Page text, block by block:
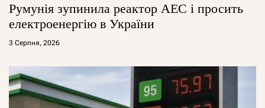
Румунія зупинила реактор АЕС і просить
електроенергію в України
3 Серпня, 2026